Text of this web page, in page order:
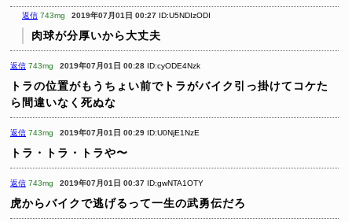
返信 743mg 2019年07月01日 00:27 ID:U5NDIzODI
肉球が分厚いから大丈夫
返信 743mg 2019年07月01日 00:28 ID:cyODE4Nzk
トラの位置がもうちょい前でトラがバイク引っ掛けてコケた
ら間違いなく死ぬな
返信 743mg 2019年07月01日 00:29 ID:U0NjE1NzE
トラ・トラ・トラや〜
返信 743mg 2019年07月01日 00:37 ID:gwNTA1OTY
虎からバイクで逃げるって一生の武勇伝だろ